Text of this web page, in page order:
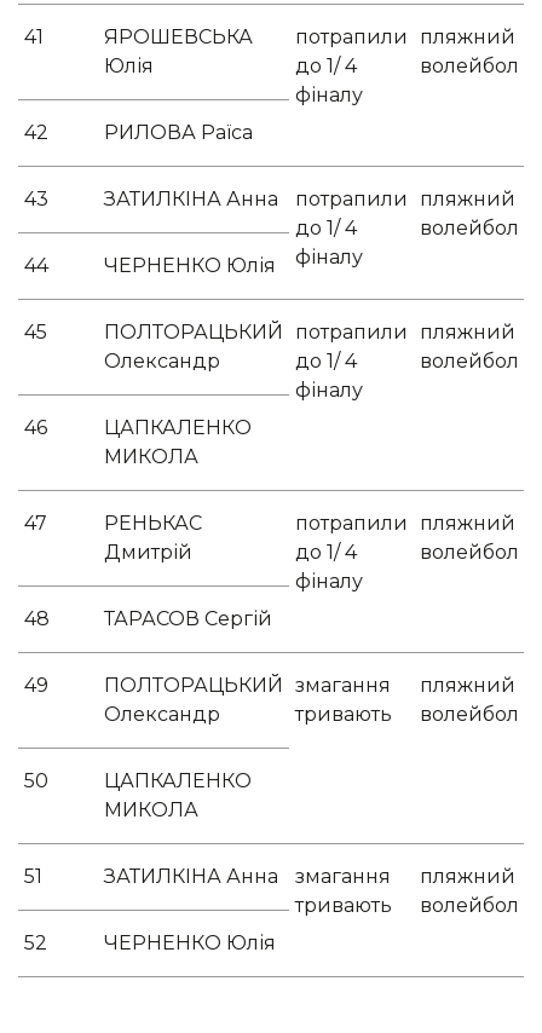
41
ЯРОШЕВСЬКА
Юлія
потрапили
до 1/ 4
фіналу
пляжний
волейбол
42 РИЛОВА Раїса
43 ЗАТИЛКІНА Анна
потрапили
до 1/ 4
фіналу
пляжний
волейбол
44
ЧЕРНЕНКО Юлія
45
ПОЛТОРАЦЬКИЙ
Олександр
потрапили
до 1/ 4
фіналу
пляжний
волейбол
46
ЦАПКАЛЕНКО
МИКОЛА
47
РЕНЬКАС
Дмитрій
потрапили
до 1/ 4
фіналу
пляжний
волейбол
48 ТАРАСОВ Сергій
49
ПОЛТОРАЦЬКИЙ
Олександр
змагання
тривають
пляжний
волейбол
50
ЦАПКАЛЕНКО
МИКОЛА
51 ЗАТИЛКІНА Анна
змагання
тривають
пляжний
волейбол
52
ЧЕРНЕНКО Юлія